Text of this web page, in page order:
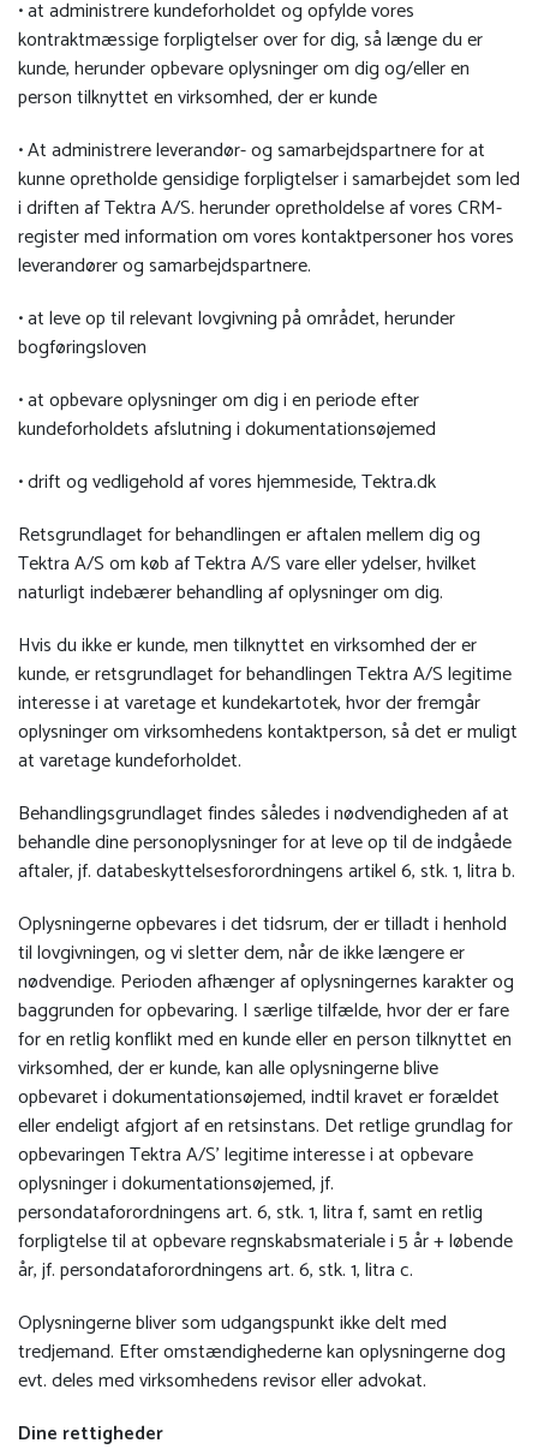
• at administrere kundeforholdet og opfylde vores
kontraktmæssige forpligtelser over for dig, så længe du er
kunde, herunder opbevare oplysninger om dig og/eller en
person tilknyttet en virksomhed, der er kunde
• At administrere leverandør- og samarbejdspartnere for at
kunne opretholde gensidige forpligtelser i samarbejdet som led
i driften af Tektra A/S. herunder opretholdelse af vores CRM-
register med information om vores kontaktpersoner hos vores
leverandører og samarbejdspartnere.
• at leve op til relevant lovgivning på området, herunder
bogføringsloven
• at opbevare oplysninger om dig i en periode efter
kundeforholdets afslutning i dokumentationsøjemed
• drift og vedligehold af vores hjemmeside, Tektra.dk
Retsgrundlaget for behandlingen er aftalen mellem dig og
Tektra A/S om køb af Tektra A/S vare eller ydelser, hvilket
naturligt indebærer behandling af oplysninger om dig.
Hvis du ikke er kunde, men tilknyttet en virksomhed der er
kunde, er retsgrundlaget for behandlingen Tektra A/S legitime
interesse i at varetage et kundekartotek, hvor der fremgår
oplysninger om virksomhedens kontaktperson, så det er muligt
at varetage kundeforholdet.
Behandlingsgrundlaget findes således i nødvendigheden af at
behandle dine personoplysninger for at leve op til de indgåede
aftaler, jf. databeskyttelsesforordningens artikel 6, stk. 1, litra b.
Oplysningerne opbevares i det tidsrum, der er tilladt i henhold
til lovgivningen, og vi sletter dem, når de ikke længere er
nødvendige. Perioden afhænger af oplysningernes karakter og
baggrunden for opbevaring. I særlige tilfælde, hvor der er fare
for en retlig konflikt med en kunde eller en person tilknyttet en
virksomhed, der er kunde, kan alle oplysningerne blive
opbevaret i dokumentationsøjemed, indtil kravet er forældet
eller endeligt afgjort af en retsinstans. Det retlige grundlag for
opbevaringen Tektra A/S’ legitime interesse i at opbevare
oplysninger i dokumentationsøjemed, jf.
persondataforordningens art. 6, stk. 1, litra f, samt en retlig
forpligtelse til at opbevare regnskabsmateriale i 5 år + løbende
år, jf. persondataforordningens art. 6, stk. 1, litra c.
Oplysningerne bliver som udgangspunkt ikke delt med
tredjemand. Efter omstændighederne kan oplysningerne dog
evt. deles med virksomhedens revisor eller advokat.
Dine rettigheder